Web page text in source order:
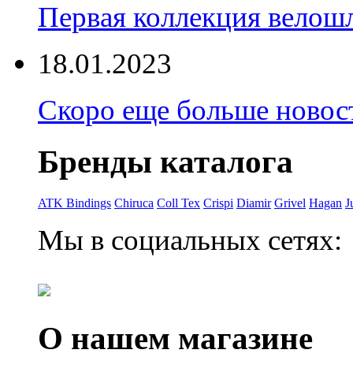
Первая коллекция
18.01.2023
Скоро еще больше
Бренды каталога
ATK Bindings Chiruca Coll Tex Crispi Diamir Grivel Hagan
Мы в социальных сетях:
О нашем магазине